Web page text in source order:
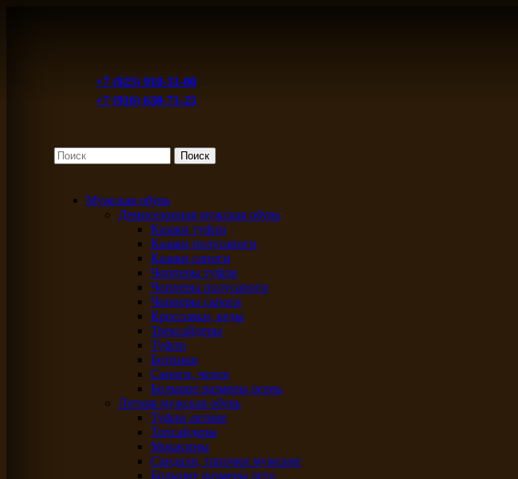
+7 (925) 910-31-00
+7 (916) 630-71-25
Мужская обувь
Демисезонная мужская обувь
Казаки туфли
Казаки полусапоги
Казаки сапоги
Чопперы туфли
Чопперы полусапоги
Чопперы сапоги
Кроссовки, кеды
Трексайдеры
Туфли
Ботинки
Сапоги, челси
Большие размеры осень
Летняя мужская обувь
Туфли летние
Топсайдеры
Мокасины
Сандали, тапочки мужские
Большие размеры лето